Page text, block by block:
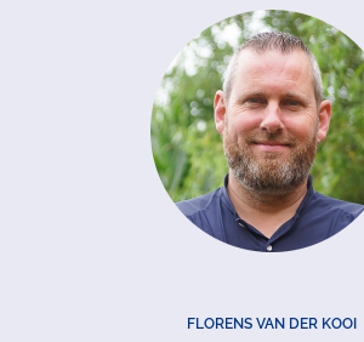
FLORENS VAN DER KOOI